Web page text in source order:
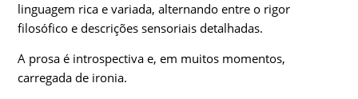
linguagem rica e variada, alternando entre o rigor
filosófico e descrições sensoriais detalhadas.
A prosa é introspectiva e, em muitos momentos,
carregada de ironia.